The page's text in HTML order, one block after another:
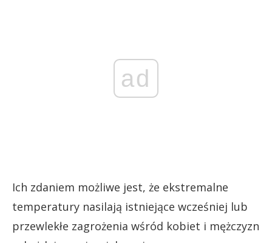
ad
Ich zdaniem możliwe jest, że ekstremalne
temperatury nasilają istniejące wcześniej lub
przewlekłe zagrożenia wśród kobiet i mężczyzn